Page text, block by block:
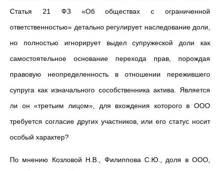
Статья 21 ФЗ «Об обществах с ограниченной
ответственностью» детально регулирует наследование доли,
но полностью игнорирует выдел супружеской доли как
самостоятельное основание перехода прав, порождая
правовую неопределенность в отношении пережившего
супруга как изначального сособственника актива. Является
ли он «третьим лицом», для вхождения которого в ООО
требуется согласие других участников, или его статус носит
особый характер?
По мнению Козловой Н.В., Филиппова С.Ю., доля в ООО,